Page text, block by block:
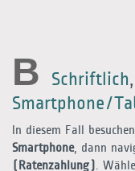
B Schriftlich
Smartphone/
In diesem Fall
Smartphone, dann
(Ratenzahlung) .